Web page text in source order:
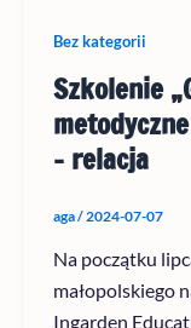
Bez kategorii
Szkolenie
– relacja
aga/2024-07-07
Na początku
małopolskiego
Ingarden